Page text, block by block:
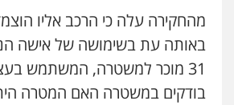
משרד עורכי דין טאי
פלילי אסירים תעבורה
0547556464
מהחקירה עלה כי הרכב אליו
באותה עת בשימושה של אישה
31 מוכר למשטרה, המשתמש
בודקים במשטרה האם המטרה